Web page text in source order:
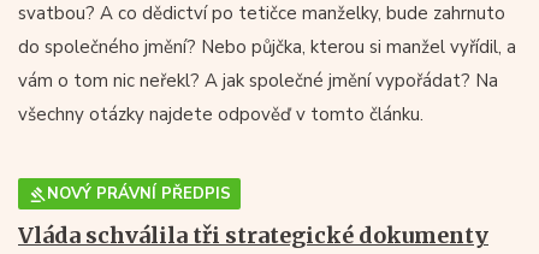
svatbou? A co dědictví po tetičce manželky, bude zahrnuto
do společného jmění? Nebo půjčka, kterou si manžel vyřídil, a
vám o tom nic neřekl? A jak společné jmění vypořádat? Na
všechny otázky najdete odpověď v tomto článku.
NOVÝ PRÁVNÍ PŘEDPIS
Vláda schválila tři strategické dokumenty